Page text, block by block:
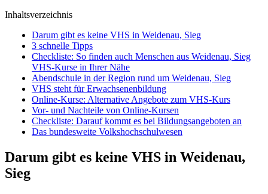
Inhaltsverzeichnis
Darum gibt es keine VHS in Weidenau, Sieg
3 schnelle Tipps
Checkliste: So finden auch Menschen aus Weidenau, Sieg
VHS-Kurse in Ihrer Nähe
Abendschule in der Region rund um Weidenau, Sieg
VHS steht für Erwachsenenbildung
Online-Kurse: Alternative Angebote zum VHS-Kurs
Vor- und Nachteile von Online-Kursen
Checkliste: Darauf kommt es bei Bildungsangeboten an
Das bundesweite Volkshochschulwesen
Darum gibt es keine VHS in Weidenau,
Sieg